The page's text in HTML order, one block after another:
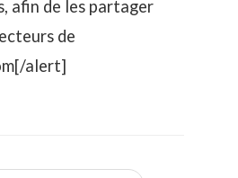
afin de les partager
de
alert]